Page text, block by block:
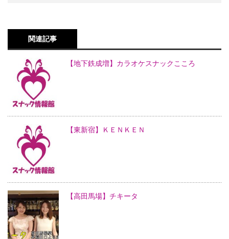
関連記事
【地下鉄成増】カラオケスナックこころ
【東新宿】ＫＥＮＫＥＮ
【高田馬場】チキータ